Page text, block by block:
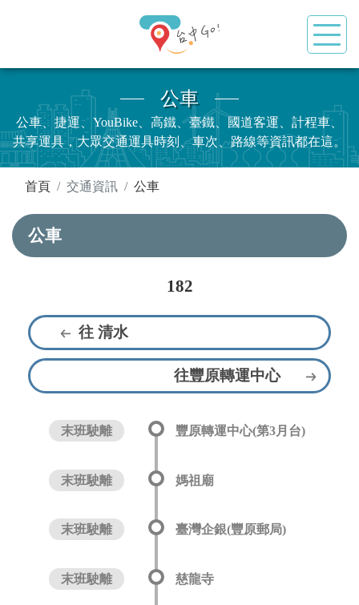
公車
公車、捷運、YouBike、高鐵、臺鐵、國道客運、計程車、
共享運具，大眾交通運具時刻、車次、路線等資訊都在這。
首頁 交通資訊 公車
公車
182
往 清水
往豐原轉運中心
末班駛離 豐原轉運中心(第3月台)
末班駛離 媽祖廟
末班駛離 臺灣企銀(豐原郵局)
末班駛離 慈龍寺